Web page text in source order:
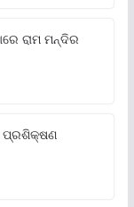
ରାମ ମନ୍ଦିର
ପ୍ରଶିକ୍ଷଣ